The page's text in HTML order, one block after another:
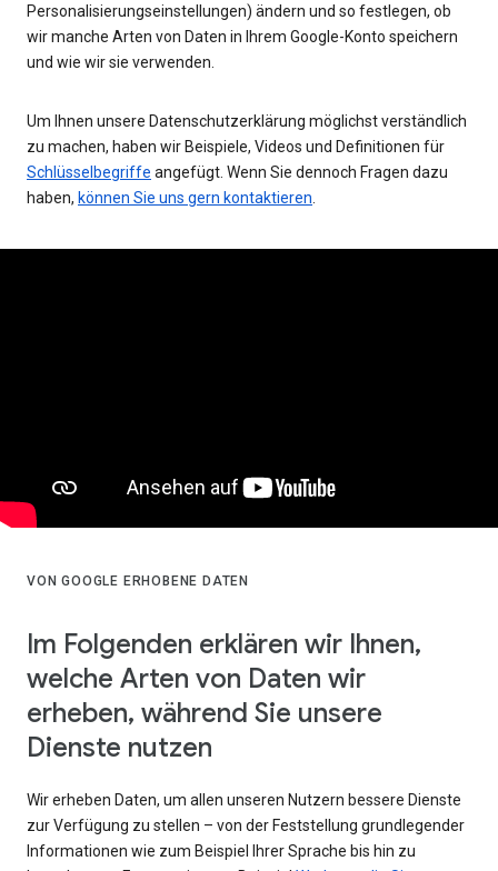
Personalisierungseinstellungen) ändern und so festlegen, ob
wir manche Arten von Daten in Ihrem Google-Konto speichern
und wie wir sie verwenden.
Um Ihnen unsere Datenschutzerklärung möglichst verständlich
zu machen, haben wir Beispiele, Videos und Definitionen für
Schlüsselbegriffe angefügt. Wenn Sie dennoch Fragen dazu
haben, können Sie uns gern kontaktieren
VON GOOGLE ERHOBENE DATEN
Im Folgenden erklären wir Ihnen,
welche Arten von Daten wir
erheben, während Sie unsere
Dienste nutzen
Wir erheben Daten, um allen unseren Nutzern bessere Dienste
zur Verfügung zu stellen – von der Feststellung grundlegender
Informationen wie zum Beispiel Ihrer Sprache bis hin zu